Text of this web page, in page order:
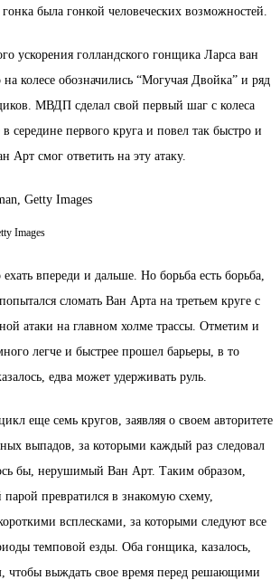
была гонкой человеческих возможностей.
ускорения голландского гонщика Ларса ван
на колесе обозначились “Могучая Двойка” и ряд
МВДП сделал свой первый шаг с колеса
середине первого круга и повел так быстро и
Арт смог ответить на эту атаку.
Images
впереди и дальше. Но борьба есть борьба,
сломать Ван Арта на третьем круге с
атаки на главном холме трассы. Отметим и
легче и быстрее прошел барьеры, в то
едва может удерживать руль.
еще семь кругов, заявляя о своем авторитете
выпадов, за которыми каждый раз следовал
бы, нерушимый Ван Арт. Таким образом,
превратился в знакомую схему,
всплесками, за которыми следуют все
темповой езды. Оба гонщика, казалось,
чтобы выждать свое время перед решающими